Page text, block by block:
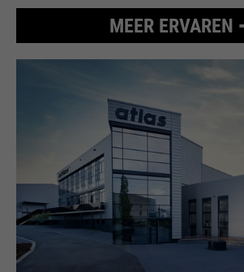
looptijd
1 maand
van de gebruiker op
cookies in het
pagina heeft
leverancier
Google Analytics
looptijd
10 minuten
doel
Wordt gebruikt om
aanvraagsnelheid
doel
dat een gebruiker in
ondertekende en
vorm inlogde. Door
combinatie van
cookies kan Google
soorten aanvallen
Pogingen om
formulieren te
bijvoorbeeld
MEER